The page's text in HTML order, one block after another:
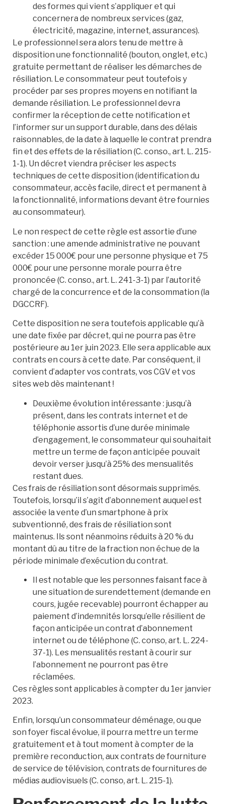
des formes qui vient s’appliquer et qui
concernera de nombreux services (gaz,
électricité, magazine, internet, assurances).
Le professionnel sera alors tenu de mettre à
disposition une fonctionnalité (bouton, onglet, etc.)
gratuite permettant de réaliser les démarches de
résiliation. Le consommateur peut toutefois y
procéder par ses propres moyens en notifiant la
demande résiliation. Le professionnel devra
confirmer la réception de cette notification et
l’informer sur un support durable, dans des délais
raisonnables, de la date à laquelle le contrat prendra
fin et des effets de la résiliation (C. conso., art. L. 215-
1-1). Un décret viendra préciser les aspects
techniques de cette disposition (identification du
consommateur, accès facile, direct et permanent à
la fonctionnalité, informations devant être fournies
au consommateur).
Le non respect de cette règle est assortie d’une
sanction : une amende administrative ne pouvant
excéder 15 000€ pour une personne physique et 75
000€ pour une personne morale pourra être
prononcée (C. conso., art. L. 241-3-1) par l’autorité
chargé de la concurrence et de la consommation (la
DGCCRF).
Cette disposition ne sera toutefois applicable qu’à
une date fixée par décret, qui ne pourra pas être
postérieure au 1er juin 2023. Elle sera applicable aux
contrats en cours à cette date. Par conséquent, il
convient d’adapter vos contrats, vos CGV et vos
sites web dès maintenant !
Deuxième évolution intéressante : jusqu’à
présent, dans les contrats internet et de
téléphonie assortis d’une durée minimale
d’engagement, le consommateur qui souhaitait
mettre un terme de façon anticipée pouvait
devoir verser jusqu’à 25% des mensualités
restant dues.
Ces frais de résiliation sont désormais supprimés.
Toutefois, lorsqu’il s’agit d’abonnement auquel est
associée la vente d’un smartphone à prix
subventionné, des frais de résiliation sont
maintenus. Ils sont néanmoins réduits à 20 % du
montant dû au titre de la fraction non échue de la
période minimale d’exécution du contrat.
Il est notable que les personnes faisant face à
une situation de surendettement (demande en
cours, jugée recevable) pourront échapper au
paiement d’indemnités lorsqu’elle résilient de
façon anticipée un contrat d’abonnement
internet ou de téléphone (C. conso, art. L. 224-
37-1). Les mensualités restant à courir sur
l’abonnement ne pourront pas être
réclamées.
Ces règles sont applicables à compter du 1er janvier
2023.
Enfin, lorsqu’un consommateur déménage, ou que
son foyer fiscal évolue, il pourra mettre un terme
gratuitement et à tout moment à compter de la
première reconduction, aux contrats de fourniture
de service de télévision, contrats de fournitures de
médias audiovisuels (C. conso, art. L. 215-1).